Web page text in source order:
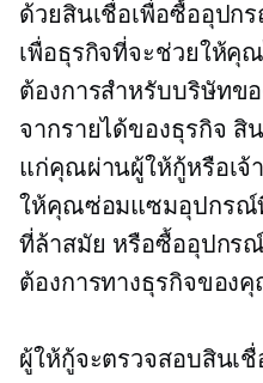
ด้วยสินเชื่อเพื่อซื้ออุปก
เพื่อธุรกิจที่จะช่วยให้คุ
ต้องการสำหรับบริษัทข
จากรายได้ของธุรกิจ สิ
แก่คุณผ่านผู้ให้กู้หรือเจ้
ให้คุณซ่อมแซมอุปกรณ์
ที่ล้าสมัย หรือซื้ออุปกร
ต้องการทางธุรกิจของ
ผู้ให้กู้จะตรวจสอบสินเ